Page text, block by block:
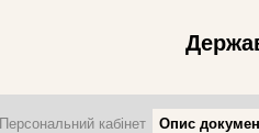
Персональний кабінет Опис